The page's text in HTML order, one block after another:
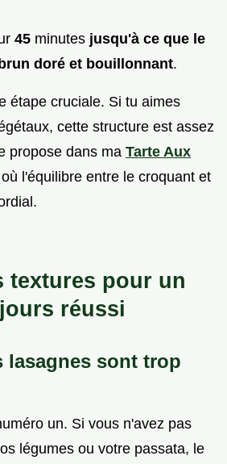
45 minutes jusqu'à ce que le
doré et bouillonnant.
étape cruciale. Si tu aimes
cette structure est assez
propose dans ma Tarte Aux
l'équilibre entre le croquant et
textures pour un
réussi
lasagnes sont trop
un. Si vous n'avez pas
légumes ou votre passata, le